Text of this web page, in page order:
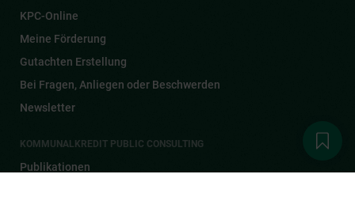
KPC-Online
Meine Förderung
Gutachten Erstellung
Bei Fragen, Anliegen oder Beschwerden
Newsletter
KOMMUNALKREDIT PUBLIC CONSULTING
Publikationen